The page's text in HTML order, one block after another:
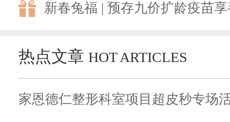
新春兔福 | 预存九价扩龄疫苗
热点文章 HOT ARTICLES